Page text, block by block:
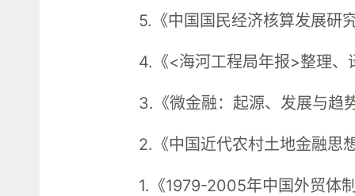
5.《中国国民经济核算发展研
4.《<海河工程局年报>整理、
3.《微金融：起源、发展与趋
2.《中国近代农村土地金融思
1.《1979-2005年中国外贸体